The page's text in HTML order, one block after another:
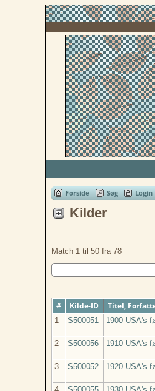
Forside Søg Login
Kilder
Match 1 til 50 fra 78
# Kilde-ID Titel,
1 S500051 1900 USA's
2 S500056 1910 USA's
3 S500052 1920 USA's